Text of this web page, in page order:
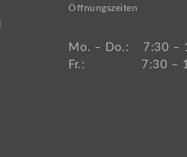
Öffnungszeiten
Mo. – Do.: 7:30 –
Fr.: 7:30 –